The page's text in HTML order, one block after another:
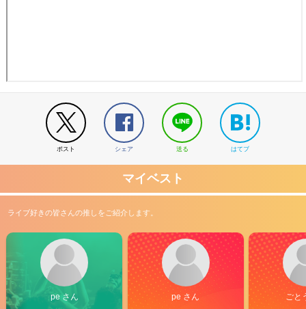
ポスト シェア 送る はてブ
マイベスト
ライブ好きの皆さんの推しをご紹介します。
pe さん pe さん ごと